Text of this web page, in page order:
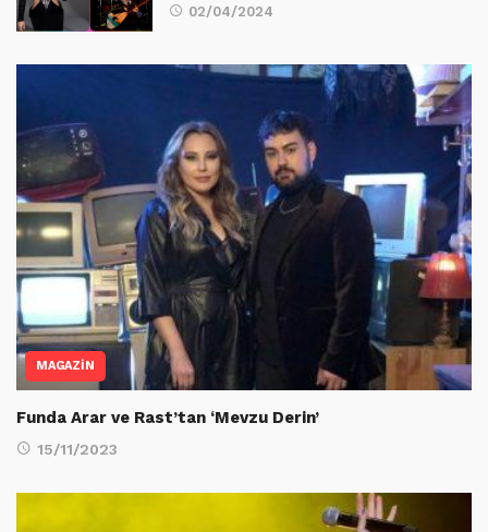
02/04/2024
MAGAZİN
Funda Arar ve Rast’tan ‘Mevzu Derin’
15/11/2023